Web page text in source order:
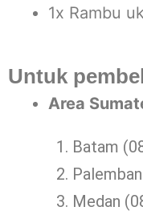
1x Rambu
Untuk
Area
Batam
Medan